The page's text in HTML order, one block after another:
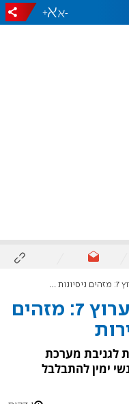
-
+
השרה גילה גמליאל לערוץ 7: מזהים
לגניבת מערכת
ימין להתבלבל